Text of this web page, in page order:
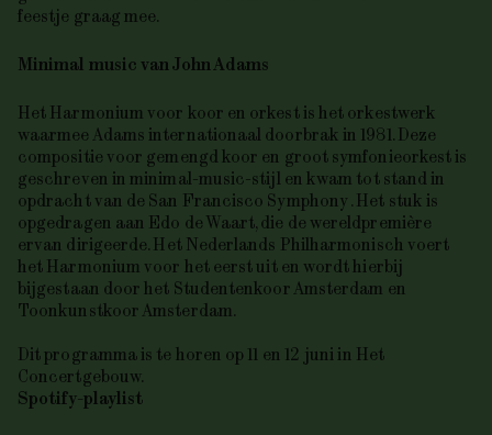
feestje graag mee.
Minimal musicvan John Adams
Het Harmonium voor koor en orkest is het orkestwerk
waarmee Adams internationaal doorbrak in 1981. Deze
compositie voor gemengd koor en groot symfonieorkest is
geschreven in minimal-music-stijl en kwam tot stand in
opdracht van de San Francisco Symphony . Het stuk is
opgedragen aan Edo de Waart, die de wereldpremière
ervan dirigeerde. Het Nederlands Philharmonisch voert
het Harmonium voor het eerst uit en wordt hierbij
bijgestaan door het Studentenkoor Amsterdam en
Toonkunstkoor Amsterdam.
Dit programma is te horen op 11 en 12 juni in Het
Concertgebouw.
Spotify-playlist